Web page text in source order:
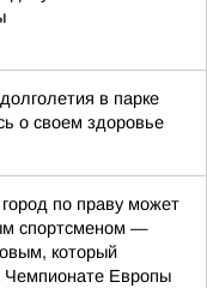
в парке
о своем здоровье
по праву может
спортсменом —
который
Чемпионате Европы